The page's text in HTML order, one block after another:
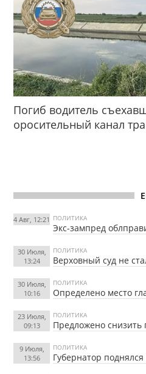
Погиб водитель
оросительный канал
4 Авг, 12:21 ПОЛИТИКА
Экс-зампред
30 Июля,
13:24
ПОЛИТИКА
Верховный суд не
30 Июля,
10:16
ПОЛИТИКА
Определено место
23 Июля,
09:13
ПОЛИТИКА
Предложено снизить
9 Июля,
13:56
ПОЛИТИКА
Губернатор